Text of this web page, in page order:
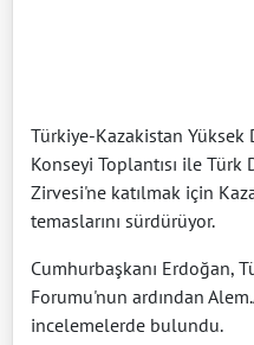
Türkiye-Kazakistan
Konseyi Toplantısı ile Türk
Zirvesi'ne katılmak için
temaslarını sürdürüyor.
Cumhurbaşkanı Erdoğan,
Forumu'nun ardından
incelemelerde bulundu.